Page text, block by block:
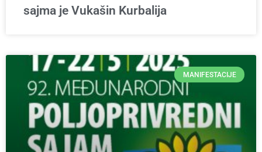
sajma je Vukašin Kurbalija
MANIFESTACIJE